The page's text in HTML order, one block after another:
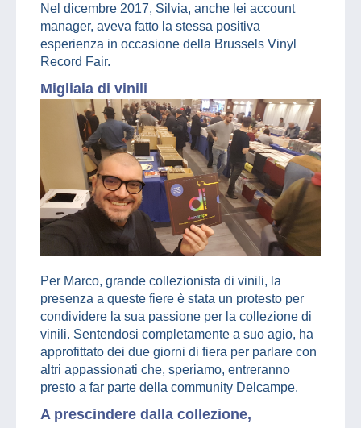
Nel dicembre 2017, Silvia, anche lei account
manager, aveva fatto la stessa positiva
esperienza in occasione della Brussels Vinyl
Record Fair.
Migliaia di vinili
Per Marco, grande collezionista di vinili, la
presenza a queste fiere è stata un protesto per
condividere la sua passione per la collezione di
vinili. Sentendosi completamente a suo agio, ha
approfittato dei due giorni di fiera per parlare con
altri appassionati che, speriamo, entreranno
presto a far parte della community Delcampe.
A prescindere dalla collezione,